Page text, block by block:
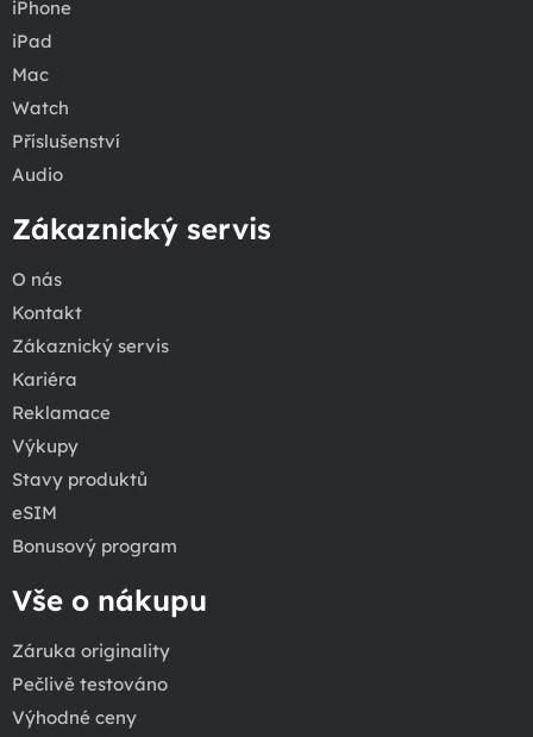
iPhone
iPad
Mac
Watch
Příslušenství
Audio
Zákaznický servis
O nás
Kontakt
Zákaznický servis
Kariéra
Reklamace
Výkupy
Stavy produktů
eSIM
Bonusový program
Vše o nákupu
Záruka originality
Pečlivě testováno
Výhodné ceny